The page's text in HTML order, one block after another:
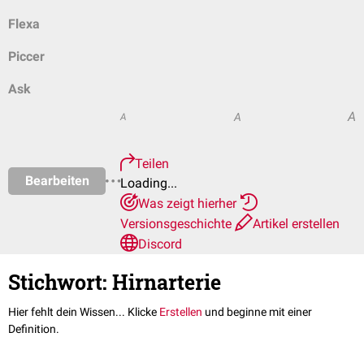
Flexa
Piccer
Ask
Bearbeiten
A A A
Teilen
Loading...
Was zeigt hierher
Versionsgeschichte
Artikel erstellen
Discord
Stichwort: Hirnarterie
Hier fehlt dein Wissen... Klicke Erstellen und beginne mit einer
Definition.